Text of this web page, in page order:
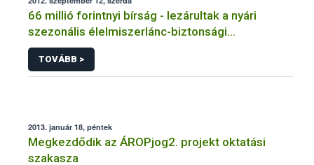
66 millió forintnyi bírság - lezárultak a nyári
szezonális élelmiszerlánc-biztonsági
ellenőrzések
TOVÁBB >
2013. január 18, péntek
Megkezdődik az ÁROPjog2. projekt oktatási
szakasza